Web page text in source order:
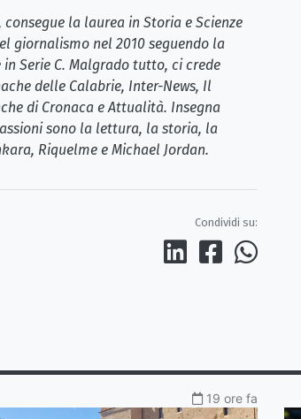
la laurea in Storia e Scienze
giornalismo nel 2010 seguendo la
Serie C. Malgrado tutto, ci crede
delle Calabrie, Inter-News, Il
di Cronaca e Attualità. Insegna
sono la lettura, la storia, la
Riquelme e Michael Jordan.
Condividi su:
19 ore fa